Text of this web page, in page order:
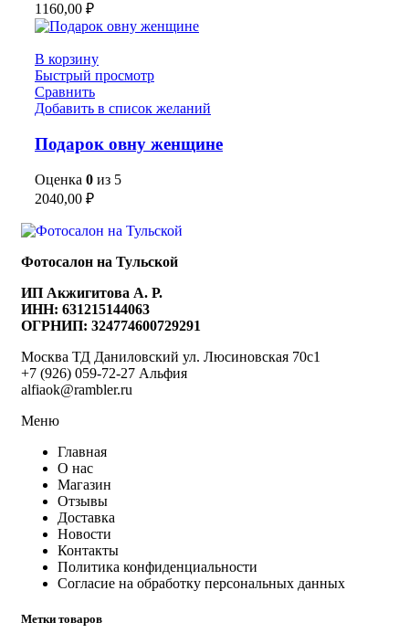
1160,00 ₽
В корзину
Быстрый просмотр
Сравнить
Добавить в список желаний
Подарок овну женщине
Оценка 0 из 5
2040,00 ₽
Фотосалон на Тульской
ИП Акжигитова А. Р.
ИНН: 631215144063
ОГРНИП: 324774600729291
Москва ТД Даниловский ул. Люсиновская 70с1
+7 (926) 059-72-27 Альфия
alfiaok@rambler.ru
Меню
Главная
О нас
Магазин
Отзывы
Доставка
Новости
Контакты
Политика конфиденциальности
Согласие на обработку персональных данных
Метки товаров